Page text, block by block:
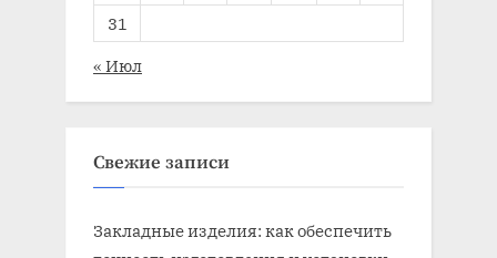
31
« Июл
Свежие записи
Закладные изделия: как обеспечить